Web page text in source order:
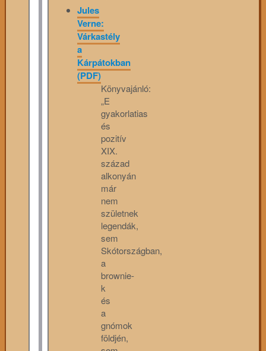
Jules
Verne:
Várkastély
a
Kárpátokban
(PDF)
Könyvajánló:
„E
gyakorlatias
és
pozitív
XIX.
század
alkonyán
már
nem
születnek
legendák,
sem
Skótországban,
a
brownie-
k
és
a
gnómok
földjén,